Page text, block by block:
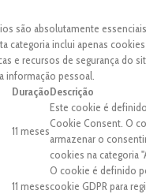
são absolutamente
categoria inclui apenas
e recursos de segurança do
informação pessoal.
DuraçãoDescrição
11 meses
Este cookie é
Cookie Consent. O
armazenar o
cookies na categoria
11 meses
O cookie é definido
cookie GDPR para